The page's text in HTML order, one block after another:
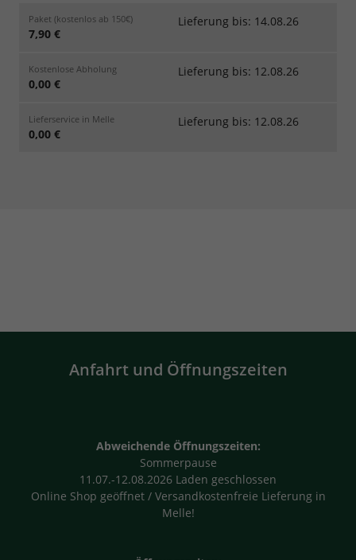
Paket (kostenlos ab 150€)
7,90 €
Lieferung bis: 14.08.26
Kostenlose Abholung
0,00 €
Lieferung bis: 12.08.26
Lieferservice in Melle
0,00 €
Lieferung bis: 12.08.26
Anfahrt und Öffnungszeiten
Abweichende Öffnungszeiten:
Sommerpause
11.07.-12.08.2026 Laden geschlossen
Online Shop geöffnet / Versandkostenfreie Lieferung in
Melle!